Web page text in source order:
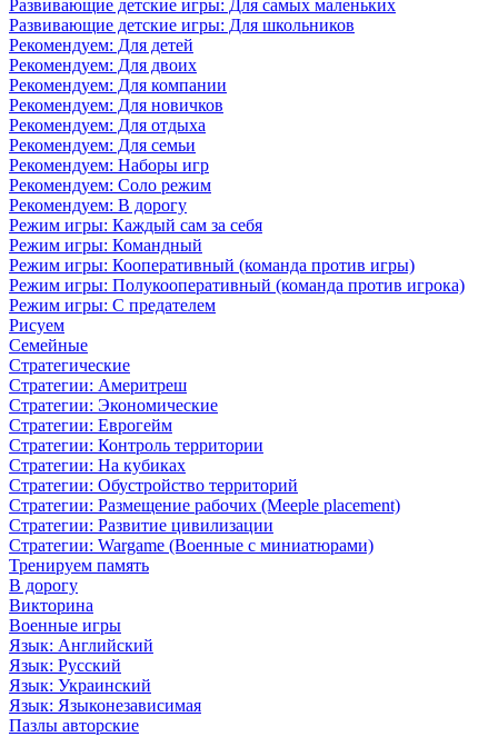
Развивающие детские игры: Для самых маленьких
Развивающие детские игры: Для школьников
Рекомендуем: Для детей
Рекомендуем: Для двоих
Рекомендуем: Для компании
Рекомендуем: Для новичков
Рекомендуем: Для отдыха
Рекомендуем: Для семьи
Рекомендуем: Наборы игр
Рекомендуем: Соло режим
Рекомендуем: В дорогу
Режим игры: Каждый сам за себя
Режим игры: Командный
Режим игры: Кооперативный (команда против игры)
Режим игры: Полукооперативный (команда против игрока)
Режим игры: С предателем
Рисуем
Семейные
Стратегические
Стратегии: Америтреш
Стратегии: Экономические
Стратегии: Еврогейм
Стратегии: Контроль территории
Стратегии: На кубиках
Стратегии: Обустройство территорий
Стратегии: Размещение рабочих (Meeple placement)
Стратегии: Развитие цивилизации
Стратегии: Wargame (Военные с миниатюрами)
Тренируем память
В дорогу
Викторина
Военные игры
Язык: Английский
Язык: Русский
Язык: Украинский
Язык: Языконезависимая
Пазлы авторские